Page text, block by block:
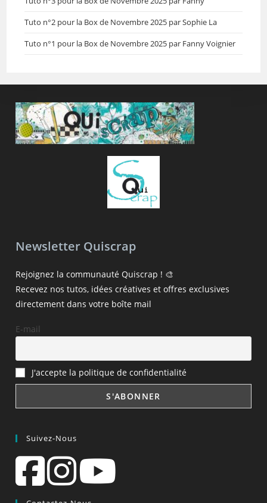
Tuto n°2 pour la Box de Novembre 2025 par Sophie La
Tuto n°1 pour la Box de Novembre 2025 par Fanny Voignier
Newsletter Quiscrap
Rejoignez la communauté Quiscrap ! 🎨
Recevez nos tutos, idées créatives et offres exclusives
directement dans votre boîte mail
E-mail
J'accepte la politique de confidentialité
Suivez-Nous